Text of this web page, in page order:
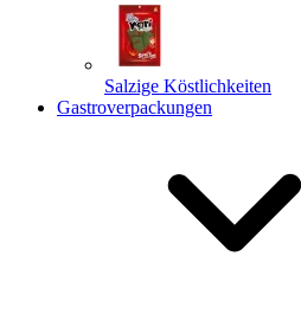
Salzige Köstlichkeiten
Gastroverpackungen